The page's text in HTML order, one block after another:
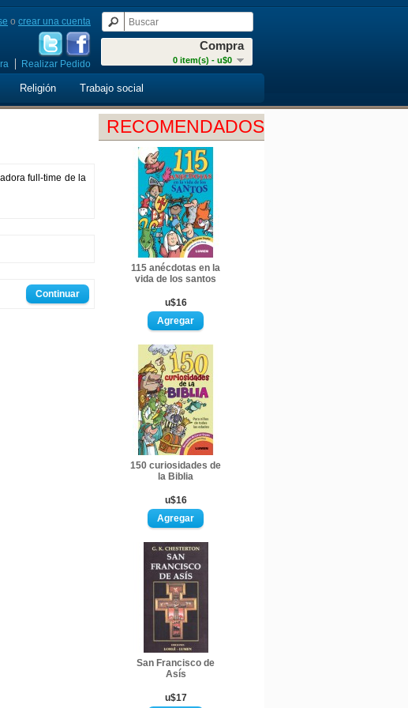
Compra
0 item(s) - u$0
o crear una cuenta
Realizar Pedido
Religión Trabajo social
RECOMENDADOS
115 anécdotas en la
vida de los santos
u$16
150 curiosidades de
la Biblia
u$16
San Francisco de
Asís
u$17
full-time de la
Continuar